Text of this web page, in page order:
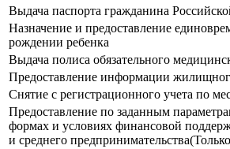
Выдача паспорта гражданина
Назначение и предоставление
рождении ребенка
Выдача полиса обязательного
Предоставление информации
Снятие с регистрационного учета по
Предоставление по заданным
формах и условиях финансовой
и среднего